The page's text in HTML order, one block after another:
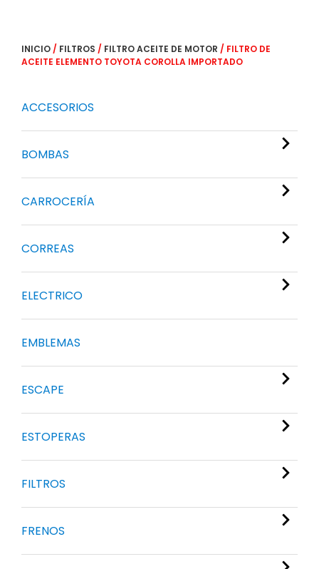
INICIO / FILTROS / FILTRO ACEITE DE MOTOR / FILTRO DE
ACEITE ELEMENTO TOYOTA COROLLA IMPORTADO
ACCESORIOS
BOMBAS
CARROCERÍA
CORREAS
ELECTRICO
EMBLEMAS
ESCAPE
ESTOPERAS
FILTROS
FRENOS